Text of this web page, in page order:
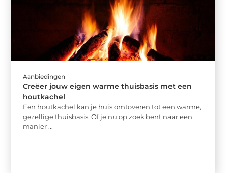
Aanbiedingen
Creëer jouw eigen warme thuisbasis met een
houtkachel
Een houtkachel kan je huis omtoveren tot een warme,
gezellige thuisbasis. Of je nu op zoek bent naar een
manier ...